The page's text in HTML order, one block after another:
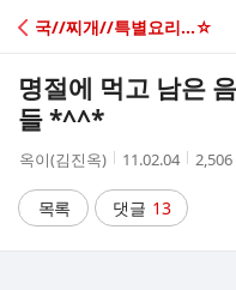
C
A
국//찌개//특별요리...☆
명절에 먹고 남은
들 *^^*
작
자
옥이(김진옥)
작
시
간
11.02.04
조
2,506
목록 댓글 13